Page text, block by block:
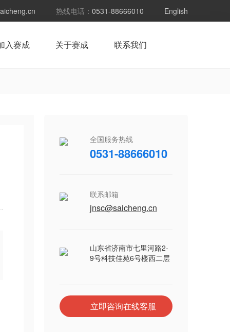
热线电话： 0531-88666010 English
入赛成 关于赛成 联系我们
全国服务热线
0531-88666010
联系邮箱
jnsc@saicheng.cn
山东省济南市七里河路2-
9号科技佳苑6号楼西二层
立即咨询在线客服